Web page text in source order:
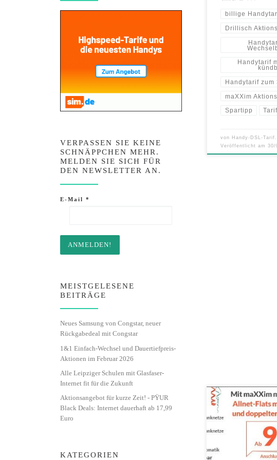
billige
Drillisch
Handytarif
Handytarif zum
maXXim
Spartipp
von Handy-DSL-
Veröffentlicht am30/
Karnevalskracher bei
Allnetflat
Datenvolumen Diese
müssen sich nicht
machen auch so eine
500 PLUS und LTE
VERPASSEN SIE KEINE
SCHNÄPPCHEN MEHR.
MELDEN SIE SICH FÜR
DEN NEWSLETTER AN.
E-Mail *
MEISTGELESENE
BEITRÄGE
Neues Samsung von Congstar, neuer
Rückgabedeal mit Congstar
1&1 Einfach-Wechsel und Dauertiefpreis-
Aktionen im Februar 2026
Alle Leipziger Schulen mit Glasfaser-
Internet fit für die Zukunft
Aktionsangebot für kurze Zeit! - PŸUR
Black Deals: Internet dauerhaft ab 17,99
Euro
KATEGORIEN